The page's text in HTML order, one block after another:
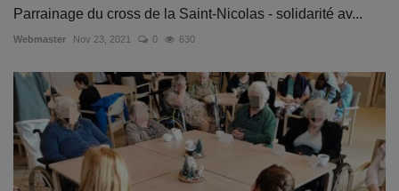
Parrainage du cross de la Saint-Nicolas - solidarité av...
Webmaster Nov 23, 2021 0 630